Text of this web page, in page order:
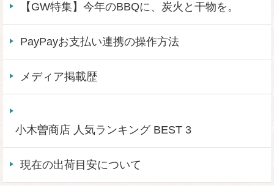
【GW特集】今年のBBQに、炭火と干物を。
PayPayお支払い連携の操作方法
メディア掲載歴
小木曽商店 人気ランキング BEST 3
現在の出荷目安について